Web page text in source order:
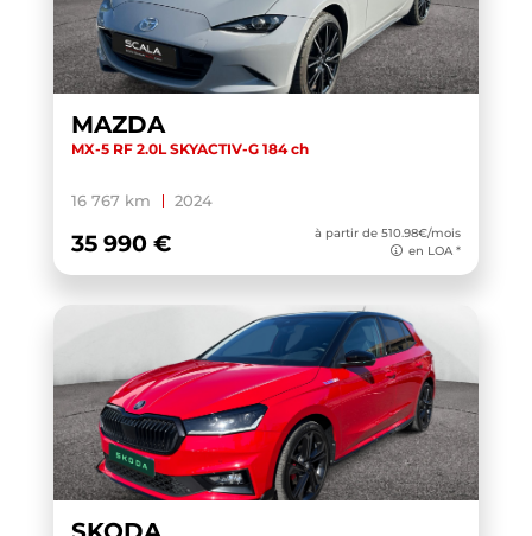
MAZDA
MX-5 RF 2.0L SKYACTIV-G 184 ch
16 767 km 2024
35 990 €
à partir de 510.98€/mois
en LOA *